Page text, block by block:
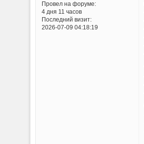
Провел на форуме:
4 дня 11 часов
Последний визит:
2026-07-09 04:18:19